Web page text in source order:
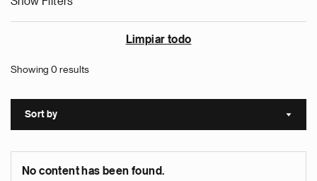
Limpiar todo
Showing 0 results
Sort by Sort
No content has been found.